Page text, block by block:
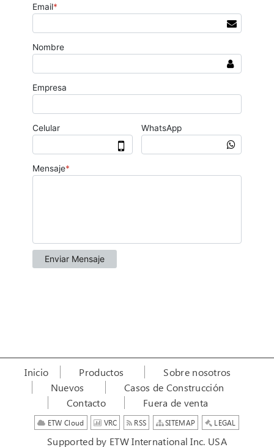
Inicio Productos
Sobre nosotros
Nuevos
Casos de Construcción
Contacto
Fuera de venta
ETW Cloud VRC RSS SITEMAP LEGAL
Supported by ETW International Inc. USA